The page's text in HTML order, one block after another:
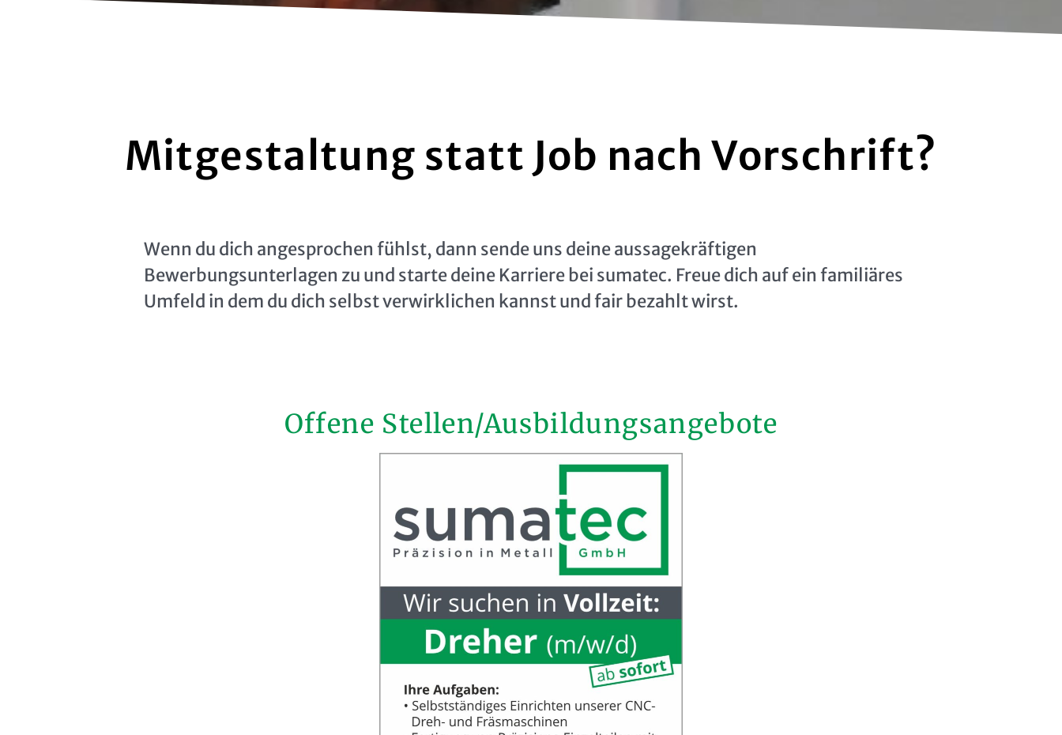
Mitgestaltung statt Job nach Vorschrift?
Wenn du dich angesprochen fühlst, dann sende uns deine aussagekräftigen
Bewerbungsunterlagen zu und starte deine Karriere bei sumatec. Freue dich auf ein familiäres
Umfeld in dem du dich selbst verwirklichen kannst und fair bezahlt wirst.
Offene Stellen/Ausbildungsangebote